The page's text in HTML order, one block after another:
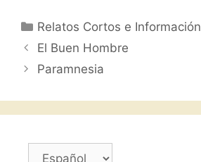
e
b
o
o
k
er s
A
p
p
l
p
Categorías
Relatos Cortos e Información
El Buen Hombre
Paramnesia
Elegir